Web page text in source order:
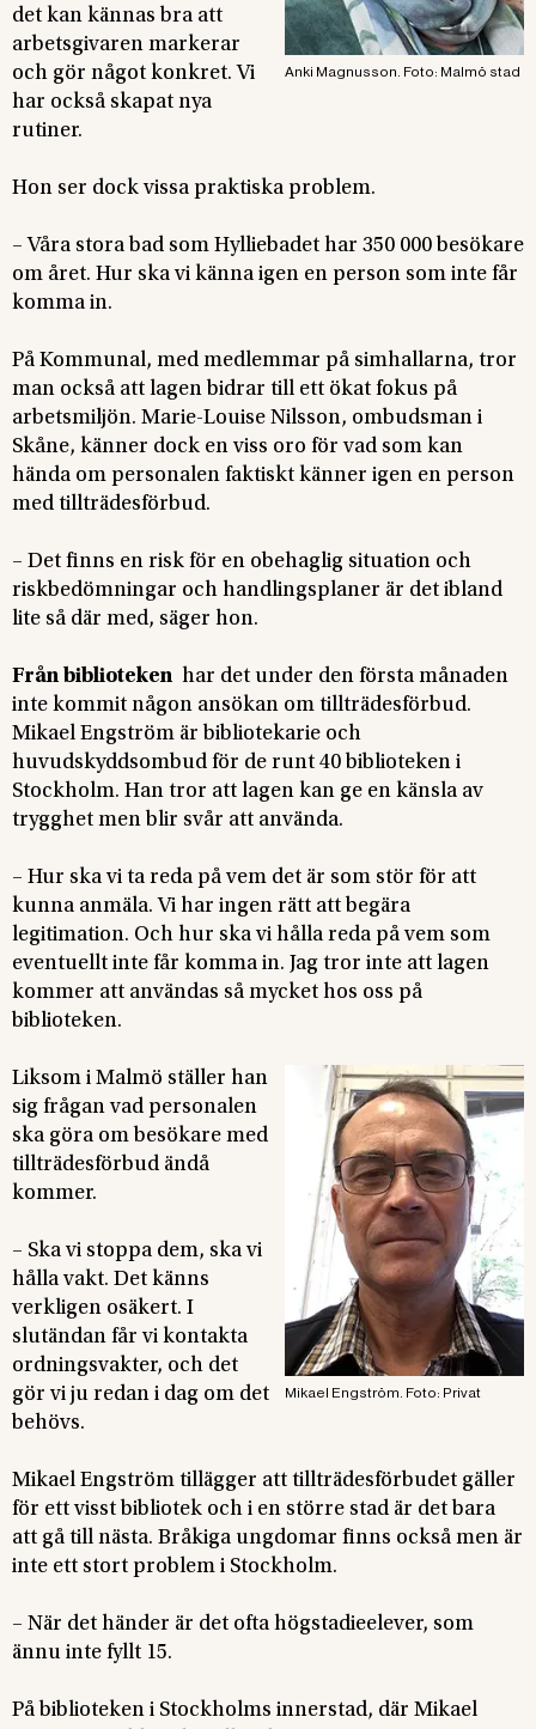
Anki Magnusson. Foto: Malmö stad
det kan kännas bra att
arbetsgivaren markerar
och gör något konkret. Vi
har också skapat nya
rutiner.
Hon ser dock vissa praktiska problem.
– Våra stora bad som Hylliebadet har 350 000 besökare
om året. Hur ska vi känna igen en person som inte får
komma in.
På Kommunal, med medlemmar på simhallarna, tror
man också att lagen bidrar till ett ökat fokus på
arbetsmiljön. Marie-Louise Nilsson, ombudsman i
Skåne, känner dock en viss oro för vad som kan
hända om personalen faktiskt känner igen en person
med tillträdesförbud.
– Det finns en risk för en obehaglig situation och
riskbedömningar och handlingsplaner är det ibland
lite så där med, säger hon.
Från biblioteken har det under den första månaden
inte kommit någon ansökan om tillträdesförbud.
Mikael Engström är bibliotekarie och
huvudskyddsombud för de runt 40 biblioteken i
Stockholm. Han tror att lagen kan ge en känsla av
trygghet men blir svår att använda.
– Hur ska vi ta reda på vem det är som stör för att
kunna anmäla. Vi har ingen rätt att begära
legitimation. Och hur ska vi hålla reda på vem som
eventuellt inte får komma in. Jag tror inte att lagen
kommer att användas så mycket hos oss på
biblioteken.
Mikael Engström. Foto: Privat
Liksom i Malmö ställer han
sig frågan vad personalen
ska göra om besökare med
tillträdesförbud ändå
kommer.
– Ska vi stoppa dem, ska vi
hålla vakt. Det känns
verkligen osäkert. I
slutändan får vi kontakta
ordningsvakter, och det
gör vi ju redan i dag om det
behövs.
Mikael Engström tillägger att tillträdesförbudet gäller
för ett visst bibliotek och i en större stad är det bara
att gå till nästa. Bråkiga ungdomar finns också men är
inte ett stort problem i Stockholm.
– När det händer är det ofta högstadieelever, som
ännu inte fyllt 15.
På biblioteken i Stockholms innerstad, där Mikael